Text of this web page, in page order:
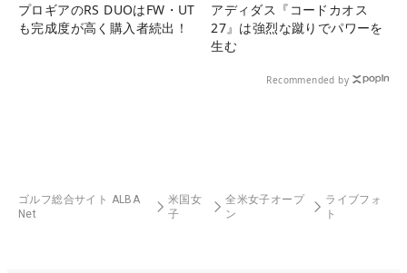
プロギアのRS DUOはFW・UT
も完成度が高く購入者続出！
アディダス『コードカオス
27』は強烈な蹴りでパワーを
生む
Recommended by
ゴルフ総合サイト ALBA
Net
米国女
子
全米女子オープ
ン
ライブフォ
ト